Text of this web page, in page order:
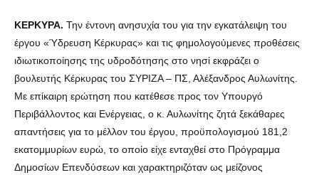
ΚΕΡΚΥΡΑ. Την έντονη ανησυχία του για την εγκατάλειψη του
έργου «Ύδρευση Κέρκυρας» και τις φημολογούμενες προθέσεις
ιδιωτικοποίησης της υδροδότησης στο νησί εκφράζει ο
βουλευτής Κέρκυρας του ΣΥΡΙΖΑ – ΠΣ, Αλέξανδρος Αυλωνίτης.
Με επίκαιρη ερώτηση που κατέθεσε προς τον Υπουργό
Περιβάλλοντος και Ενέργειας, ο κ. Αυλωνίτης ζητά ξεκάθαρες
απαντήσεις για το μέλλον του έργου, προϋπολογισμού 181,2
εκατομμυρίων ευρώ, το οποίο είχε ενταχθεί στο Πρόγραμμα
Δημοσίων Επενδύσεων και χαρακτηριζόταν ως μείζονος